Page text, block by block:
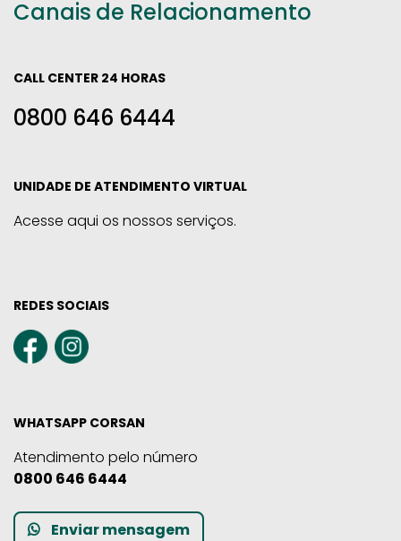
Canais de Relacionamento
CALL CENTER 24 HORAS
0800 646 6444
UNIDADE DE ATENDIMENTO VIRTUAL
Acesse aqui os nossos serviços.
REDES SOCIAIS
WHATSAPP CORSAN
Atendimento pelo número
0800 646 6444
Enviar mensagem